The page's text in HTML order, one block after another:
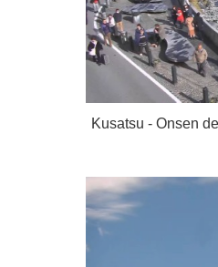
Kusatsu - Onsen